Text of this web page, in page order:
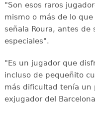
"Son esos raros
mismo o más de lo
señala Roura, antes de
especiales".
"Es un jugador que
incluso de pequeñito
más dificultad tenía un
exjugador del